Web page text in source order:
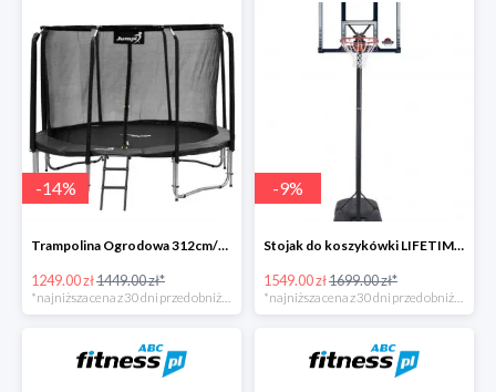
-14%
Trampolina Ogrodowa 312cm/10FT Czarna z Wewnętrzną Siatką
1249.00 zł1449.00 zł*
*najniższa cena z 30 dni przed obniżką
-9%
Stojak do koszykówki LIFETIME BOSTON 90001
1549.00 zł1699.00 zł*
*najniższa cena z 30 dni przed obniżką